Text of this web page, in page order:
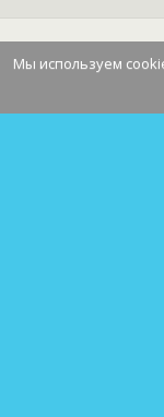
Мы используем